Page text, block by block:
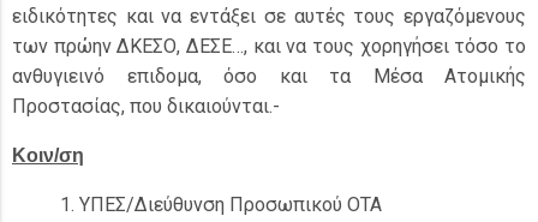
ειδικότητες και να εντάξει σε αυτές τους εργαζόμενους
των πρώην ΔΚΕΣΟ, ΔΕΣΕ…, και να τους χορηγήσει τόσο το
ανθυγιεινό επιδομα, όσο και τα Μέσα Ατομικής
Προστασίας, που δικαιούνται.-
Κοιν/ση
ΥΠΕΣ/Διεύθυνση Προσωπικού ΟΤΑ